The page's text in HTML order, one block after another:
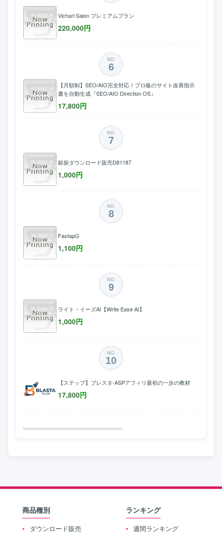
Vicharl Salon プレミアムプラン
220,000円
NO.
6
【月額制】SEO/AIO完全対応！プロ級のサイト改善指示
書を自動生成『SEO/AIO Direction OS』
17,800円
NO.
7
銀振ダウンロード販売D81187
1,000円
NO.
8
FastapG
1,100円
NO.
9
ライト・イーズAI【Write Ease AI】
1,000円
NO.
10
【ステップ】ブレスタ-ASPアフィリ最初の一歩の教材
17,800円
商品種別
ダウンロード販売
ランキング
週間ランキング